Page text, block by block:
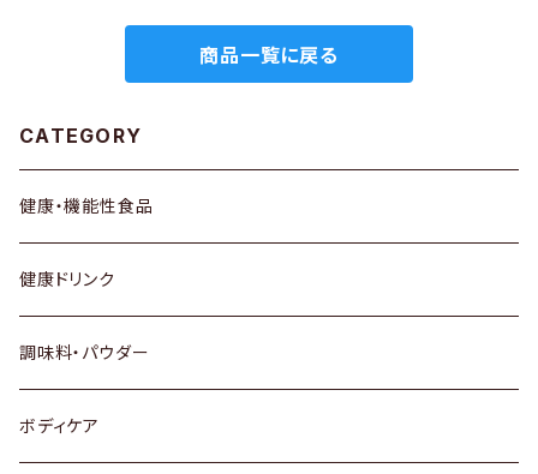
商品一覧に戻る
CATEGORY
健康・機能性食品
健康ドリンク
調味料・パウダー
ボディケア